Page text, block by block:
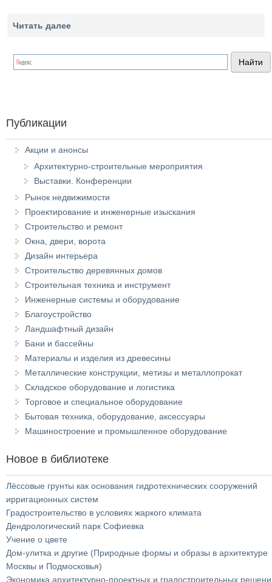
Читать далее
Публикации
Акции и анонсы
Архитектурно-строительные мероприятия
Выставки. Конференции
Рынок недвижимости
Проектирование и инженерные изыскания
Строительство и ремонт
Окна, двери, ворота
Дизайн интерьера
Строительство деревянных домов
Строительная техника и инструмент
Инженерные системы и оборудование
Благоустройство
Ландшафтный дизайн
Бани и бассейны
Материалы и изделия из древесины
Металлические конструкции, метизы и металлопрокат
Складское оборудование и логистика
Торговое и специальное оборудование
Бытовая техника, оборудование, аксессуары
Машиностроение и промышленное оборудование
Новое в библиотеке
Лёссовые грунты как основания гидротехнических сооружений
ирригационных систем
Градостроительство в условиях жаркого климата
Дендрологический парк Софиевка
Учение о цвете
Дом-улитка и другие (Природные формы и образы в архитектуре
Москвы и Подмосковья)
Экономика архитектурно-проектных и градостроительных